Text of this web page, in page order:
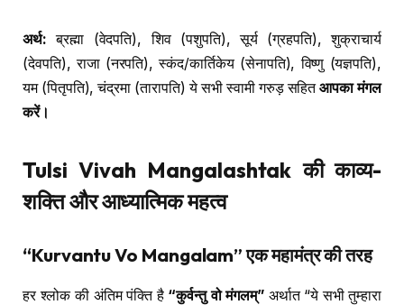
अर्थ: ब्रह्मा (वेदपति), शिव (पशुपति), सूर्य (ग्रहपति), शुक्राचार्य
(देवपति), राजा (नरपति), स्कंद/कार्तिकेय (सेनापति), विष्णु (यज्ञपति),
यम (पितृपति), चंद्रमा (तारापति) ये सभी स्वामी गरुड़ सहितआपका मंगल
करें।
Tulsi Vivah Mangalashtak की काव्य-
शक्ति और आध्यात्मिक महत्व
“Kurvantu Vo Mangalam” एक महामंत्र की तरह
हर श्लोक की अंतिम पंक्ति है “कुर्वन्तु वो मंगलम्”अर्थात “ये सभी तुम्हारा